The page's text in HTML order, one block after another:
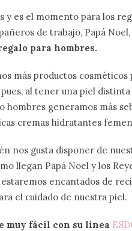
y es el momento para los
de trabajo, Papá
para hombres.
más productos cosméticos
al tener una piel
generamos más
cremas hidratantes
nos gusta disponer de
llegan Papá Noel y los
encantados de
el cuidado de nuestra piel.
muy fácil con su línea